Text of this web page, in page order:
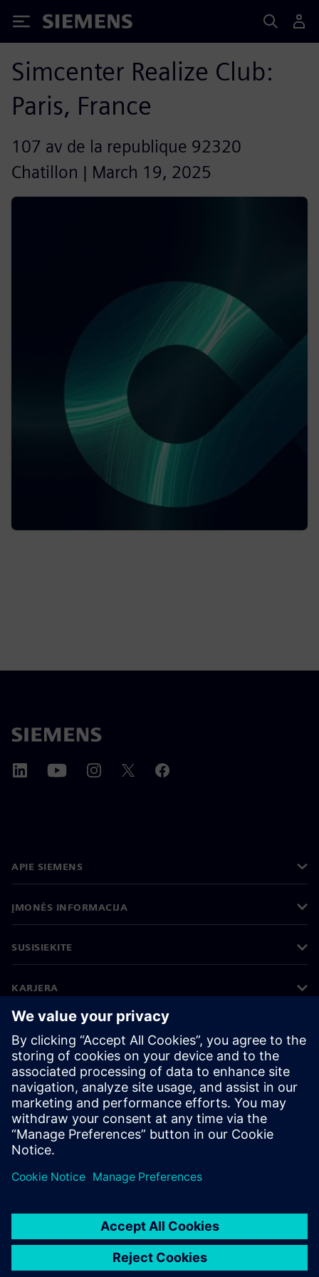
Siemens
Simcenter Realize Club:
Paris, France
107 av de la republique 92320
Chatillon | March 19, 2025
APIE SIEMENS
ĮMONĖS INFORMACIJA
SUSISIEKITE
KARJERA
©Siemens 2026
Įmonės informacija
Privatumo pranešimas
Pranešimas apie slapukus
Naudojimosi sąlygos
Skaitmeninis ID
Informavimas apie pažeidimus